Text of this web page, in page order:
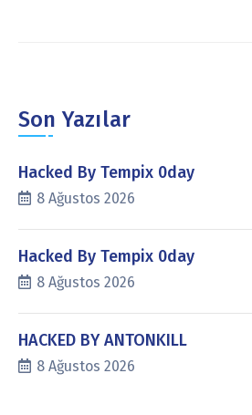
Son Yazılar
Hacked By Tempix 0day
8 Ağustos 2026
Hacked By Tempix 0day
8 Ağustos 2026
HACKED BY ANTONKILL
8 Ağustos 2026